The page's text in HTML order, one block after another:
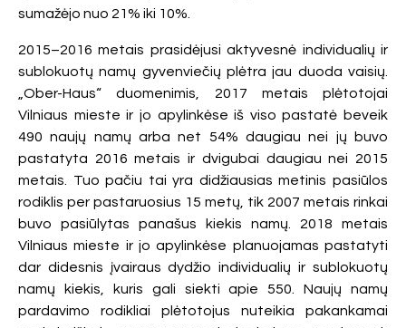
sumažėjo nuo 21% iki 10%.
2015–2016 metais prasidėjusi aktyvesnė individualių ir
sublokuotų namų gyvenviečių plėtra jau duoda vaisių.
„Ober-Haus“ duomenimis, 2017 metais plėtotojai
Vilniaus mieste ir jo apylinkėse iš viso pastatė beveik
490 naujų namų arba net 54% daugiau nei jų buvo
pastatyta 2016 metais ir dvigubai daugiau nei 2015
metais. Tuo pačiu tai yra didžiausias metinis pasiūlos
rodiklis per pastaruosius 15 metų, tik 2007 metais rinkai
buvo pasiūlytas panašus kiekis namų. 2018 metais
Vilniaus mieste ir jo apylinkėse planuojamas pastatyti
dar didesnis įvairaus dydžio individualių ir sublokuotų
namų kiekis, kuris gali siekti apie 550. Naujų namų
pardavimo rodikliai plėtotojus nuteikia pakankamai